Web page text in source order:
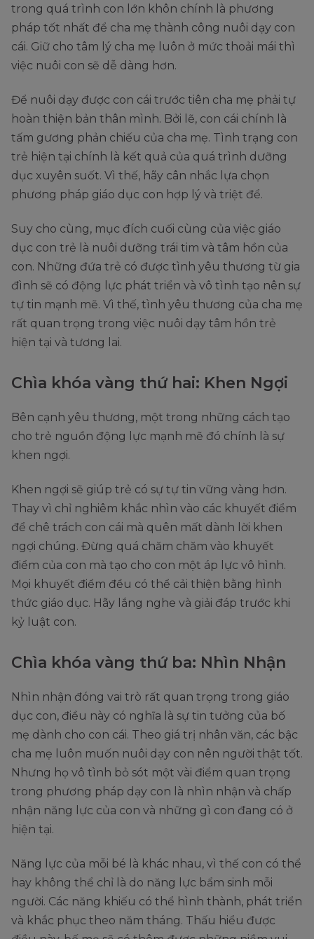
trong quá trình con lớn khôn chính là phương
pháp tốt nhất để cha mẹ thành công nuôi dạy con
cái. Giữ cho tâm lý cha mẹ luôn ở mức thoải mái thì
việc nuôi con sẽ dễ dàng hơn.
Để nuôi dạy được con cái trước tiên cha mẹ phải tự
hoàn thiện bản thân mình. Bởi lẽ, con cái chính là
tấm gương phản chiếu của cha mẹ. Tình trạng con
trẻ hiện tại chính là kết quả của quá trình dưỡng
dục xuyên suốt. Vì thế, hãy cân nhắc lựa chọn
phương pháp giáo dục con hợp lý và triệt để.
Suy cho cùng, mục đích cuối cùng của việc giáo
dục con trẻ là nuôi dưỡng trái tim và tâm hồn của
con. Những đứa trẻ có được tình yêu thương từ gia
đình sẽ có động lực phát triển và vô tình tạo nên sự
tự tin mạnh mẽ. Vì thế, tình yêu thương của cha mẹ
rất quan trọng trong việc nuôi dạy tâm hồn trẻ
hiện tại và tương lai.
Chìa khóa vàng thứ hai: Khen Ngợi
Bên cạnh yêu thương, một trong những cách tạo
cho trẻ nguồn động lực mạnh mẽ đó chính là sự
khen ngợi.
Khen ngợi sẽ giúp trẻ có sự tự tin vững vàng hơn.
Thay vì chỉ nghiêm khắc nhìn vào các khuyết điểm
để chê trách con cái mà quên mất dành lời khen
ngợi chúng. Đừng quá chăm chăm vào khuyết
điểm của con mà tạo cho con một áp lực vô hình.
Mọi khuyết điểm đều có thể cải thiện bằng hình
thức giáo dục. Hãy lắng nghe và giải đáp trước khi
kỷ luật con.
Chìa khóa vàng thứ ba: Nhìn Nhận
Nhìn nhận đóng vai trò rất quan trọng trong giáo
dục con, điều này có nghĩa là sự tin tưởng của bố
mẹ dành cho con cái. Theo giá trị nhân văn, các bậc
cha mẹ luôn muốn nuôi dạy con nên người thật tốt.
Nhưng họ vô tình bỏ sót một vài điểm quan trọng
trong phương pháp dạy con là nhìn nhận và chấp
nhận năng lực của con và những gì con đang có ở
hiện tại.
Năng lực của mỗi bé là khác nhau, vì thế con có thể
hay không thể chỉ là do năng lực bẩm sinh mỗi
người. Các năng khiếu có thể hình thành, phát triển
và khắc phục theo năm tháng. Thấu hiểu được